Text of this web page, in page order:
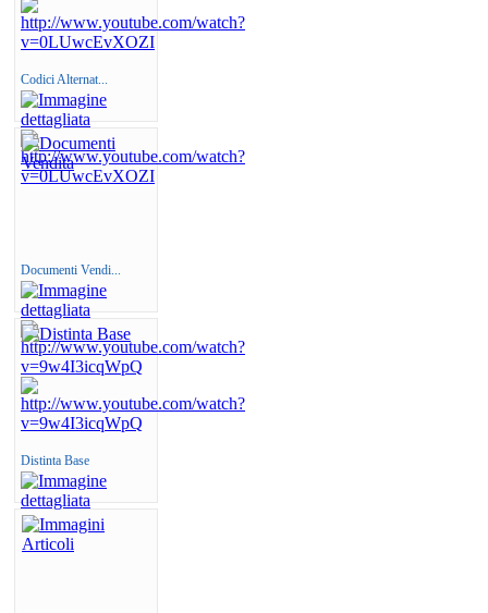
Codici Alternat...
Documenti Vendi...
Distinta Base